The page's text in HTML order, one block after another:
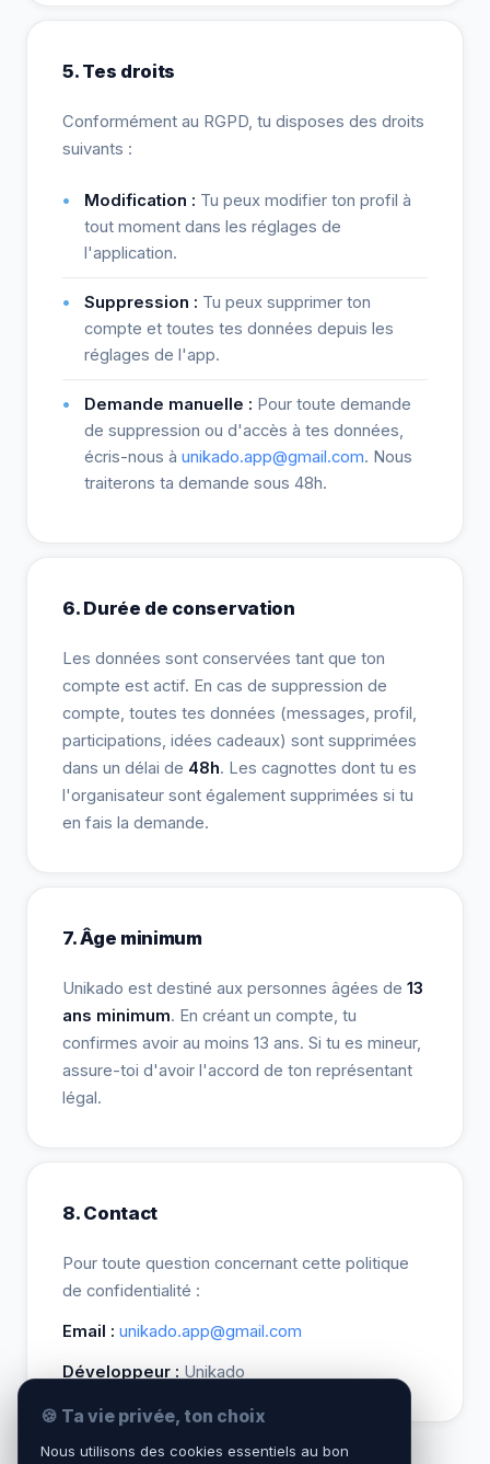
5. Tes droits
Conformément au RGPD, tu disposes des droits
suivants :
Modification : Tu peux modifier ton profil à
tout moment dans les réglages de
l'application.
Suppression : Tu peux supprimer ton
compte et toutes tes données depuis les
réglages de l'app.
Demande manuelle : Pour toute demande
de suppression ou d'accès à tes données,
écris-nous à unikado.app@gmail.com. Nous
traiterons ta demande sous 48h.
6. Durée de conservation
Les données sont conservées tant que ton
compte est actif. En cas de suppression de
compte, toutes tes données (messages, profil,
participations, idées cadeaux) sont supprimées
dans un délai de 48h. Les cagnottes dont tu es
l'organisateur sont également supprimées si tu
en fais la demande.
7. Âge minimum
Unikado est destiné aux personnes âgées de 13
ans minimum. En créant un compte, tu
confirmes avoir au moins 13 ans. Si tu es mineur,
assure-toi d'avoir l'accord de ton représentant
légal.
8. Contact
Pour toute question concernant cette politique
de confidentialité :
Email : unikado.app@gmail.com
Développeur : Unikado
🍪 Ta vie privée, ton choix
Nous utilisons des cookies essentiels au bon